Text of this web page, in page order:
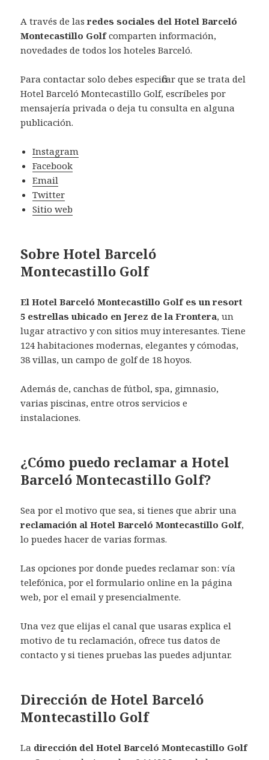
A través de lasredes sociales del Hotel Barceló
Montecastillo Golfcomparten información,
novedades de todos los hoteles Barceló.
Para contactar solo debes especificar que se trata del
Hotel Barceló Montecastillo Golf, escríbeles por
mensajería privada o deja tu consulta en alguna
publicación.
Instagram
Facebook
Email
Twitter
Sitio web
Sobre Hotel Barceló
Montecastillo Golf
El Hotel Barceló Montecastillo Golf es un resort
5 estrellas ubicado en Jerez de la Frontera, un
lugar atractivo y con sitios muy interesantes. Tiene
124 habitaciones modernas, elegantes y cómodas,
38 villas, un campo de golf de 18 hoyos.
Además de, canchas de fútbol, spa, gimnasio,
varias piscinas, entre otros servicios e
instalaciones.
¿Cómo puedo reclamar a Hotel
Barceló Montecastillo Golf?
Sea por el motivo que sea, si tienes que abrir una
reclamación al Hotel Barceló Montecastillo Golf,
lo puedes hacer de varias formas.
Las opciones por donde puedes reclamar son: vía
telefónica, por el formulario online en la página
web, por el email y presencialmente.
Una vez que elijas el canal que usaras explica el
motivo de tu reclamación, ofrece tus datos de
contacto y si tienes pruebas las puedes adjuntar.
Dirección de Hotel Barceló
Montecastillo Golf
La dirección del Hotel Barceló Montecastillo Golf